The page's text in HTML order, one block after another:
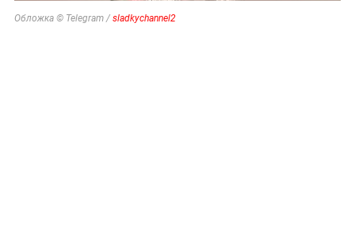
Обложка © Telegram / sladkychannel2